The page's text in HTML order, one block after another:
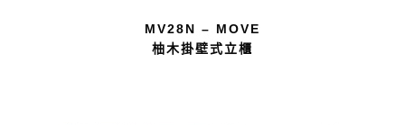
MV28N – MOVE
柚木掛壁式立櫃